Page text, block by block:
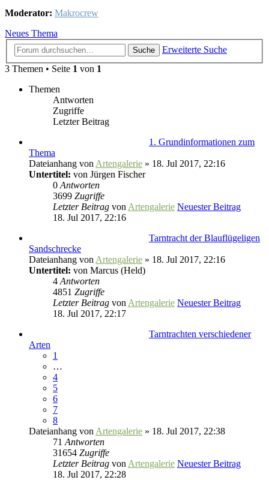
Moderator: Makrocrew
Neues Thema
Suche
Erweiterte Suche
3 Themen • Seite 1 von 1
Themen
Antworten
Zugriffe
Letzter Beitrag
1. Grundinformationen zum
Thema
Dateianhang von Artengalerie » 18. Jul 2017, 22:16
Untertitel: von Jürgen Fischer
0 Antworten
3699 Zugriffe
Letzter Beitrag von Artengalerie Neuester Beitrag
18. Jul 2017, 22:16
Tarntracht der Blauflügeligen
Sandschrecke
Dateianhang von Artengalerie » 18. Jul 2017, 22:16
Untertitel: von Marcus (Held)
4 Antworten
4851 Zugriffe
Letzter Beitrag von Artengalerie Neuester Beitrag
18. Jul 2017, 22:17
Tarntrachten verschiedener
Arten
1
…
4
5
6
7
8
Dateianhang von Artengalerie » 18. Jul 2017, 22:38
71 Antworten
31654 Zugriffe
Letzter Beitrag von Artengalerie Neuester Beitrag
18. Jul 2017, 22:28